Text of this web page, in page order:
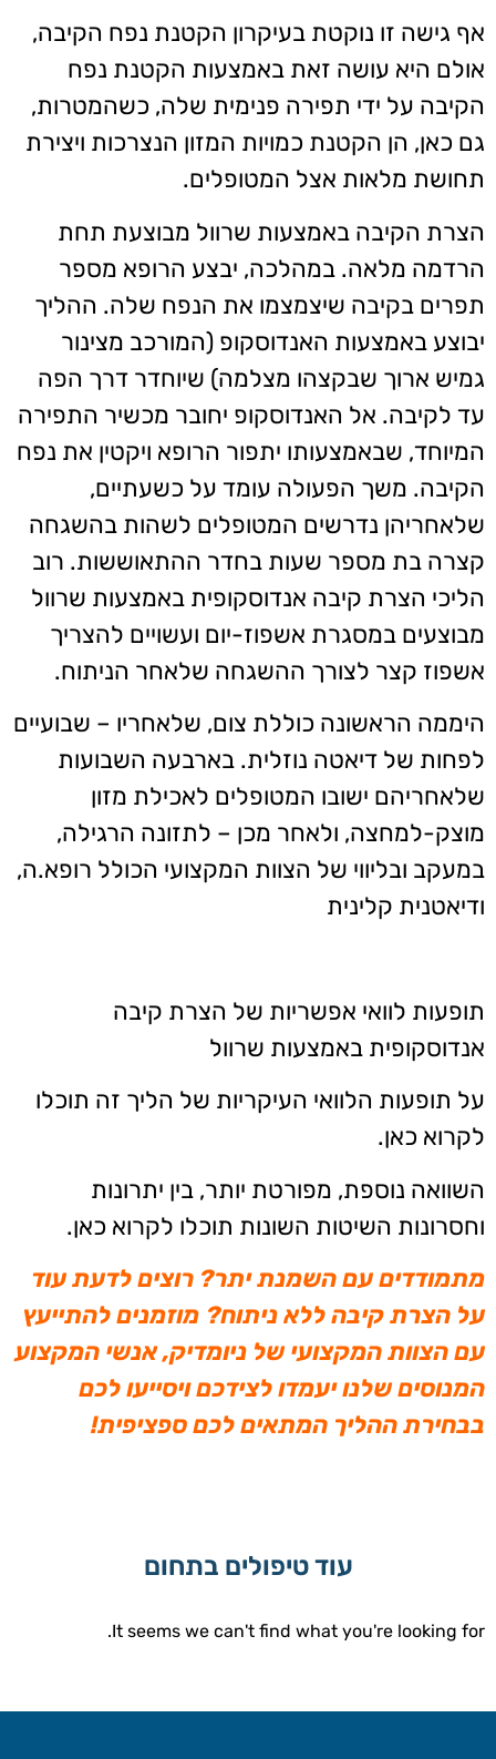
אף גישה זו נוקטת בעיקרון הקטנת נפח הקיבה,
אולם היא עושה זאת באמצעות הקטנת נפח
הקיבה על ידי תפירה פנימית שלה, כשהמטרות,
גם כאן, הן הקטנת כמויות המזון הנצרכות ויצירת
תחושת מלאות אצל המטופלים.
הצרת הקיבה באמצעות שרוול מבוצעת תחת
הרדמה מלאה. במהלכה, יבצע הרופא מספר
תפרים בקיבה שיצמצמו את הנפח שלה. ההליך
יבוצע באמצעות האנדוסקופ (המורכב מצינור
גמיש ארוך שבקצהו מצלמה) שיוחדר דרך הפה
עד לקיבה. אל האנדוסקופ יחובר מכשיר התפירה
המיוחד, שבאמצעותו יתפור הרופא ויקטין את נפח
הקיבה. משך הפעולה עומד על כשעתיים,
שלאחריהן נדרשים המטופלים לשהות בהשגחה
קצרה בת מספר שעות בחדר ההתאוששות. רוב
הליכי הצרת קיבה אנדוסקופית באמצעות שרוול
מבוצעים במסגרת אשפוז-יום ועשויים להצריך
אשפוז קצר לצורך ההשגחה שלאחר הניתוח.
היממה הראשונה כוללת צום, שלאחריו – שבועיים
לפחות של דיאטה נוזלית. בארבעה השבועות
שלאחריהם ישובו המטופלים לאכילת מזון
מוצק-למחצה, ולאחר מכן – לתזונה הרגילה,
במעקב ובליווי של הצוות המקצועי הכולל רופא.ה,
ודיאטנית קלינית
תופעות לוואי אפשריות של הצרת קיבה
אנדוסקופית באמצעות שרוול
על תופעות הלוואי העיקריות של הליך זה תוכלו
לקרוא כאן.
השוואה נוספת, מפורטת יותר, בין יתרונות
וחסרונות השיטות השונות תוכלו לקרוא כאן.
מתמודדים עם השמנת יתר? רוצים לדעת עוד
על הצרת קיבה ללא ניתוח? מוזמנים להתייעץ
עם הצוות המקצועי של ניומדיק, אנשי המקצוע
המנוסים שלנו יעמדו לצידכם ויסייעו לכם
בבחירת ההליך המתאים לכם ספציפית!
עוד טיפולים בתחום
It seems we can't find what you're looking for.